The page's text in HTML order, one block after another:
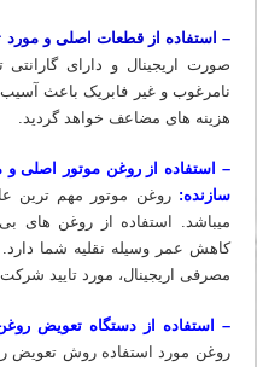
– استفاده از قطعات اصلی و مورد
صورت اریجینال و دارای
نامرغوب و غیر فابریک باعث
هزینه های مضاعف خواهد گردید.
– استفاده از روغن موتور اصلی
سازنده: روغن موتور مهم ترین
میباشد. استفاده از روغن های
کاهش عمر وسیله نقلیه شما
مصرفی اریجینال، مورد تایید
– استفاده از دستگاه تعویض روغن
روغن مورد استفاده روش تعویض